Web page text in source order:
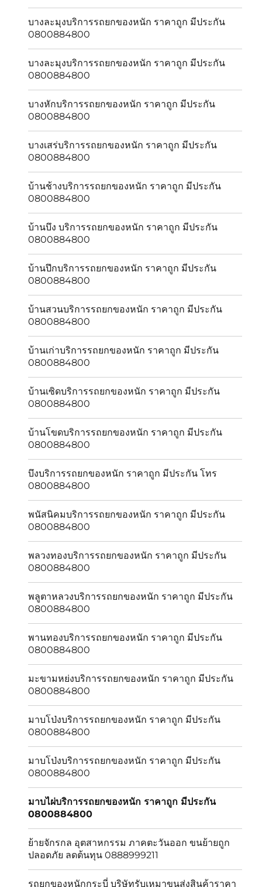
บางละมุงบริการรถยกของหนัก ราคาถูก มีประกัน
0800884800
บางละมุงบริการรถยกของหนัก ราคาถูก มีประกัน
0800884800
บางหักบริการรถยกของหนัก ราคาถูก มีประกัน
0800884800
บางเสร่บริการรถยกของหนัก ราคาถูก มีประกัน
0800884800
บ้านช้างบริการรถยกของหนัก ราคาถูก มีประกัน
0800884800
บ้านบึง บริการรถยกของหนัก ราคาถูก มีประกัน
0800884800
บ้านปึกบริการรถยกของหนัก ราคาถูก มีประกัน
0800884800
บ้านสวนบริการรถยกของหนัก ราคาถูก มีประกัน
0800884800
บ้านเก่าบริการรถยกของหนัก ราคาถูก มีประกัน
0800884800
บ้านเซิดบริการรถยกของหนัก ราคาถูก มีประกัน
0800884800
บ้านโขดบริการรถยกของหนัก ราคาถูก มีประกัน
0800884800
บึงบริการรถยกของหนัก ราคาถูก มีประกัน โทร
0800884800
พนัสนิคมบริการรถยกของหนัก ราคาถูก มีประกัน
0800884800
พลวงทองบริการรถยกของหนัก ราคาถูก มีประกัน
0800884800
พลูตาหลวงบริการรถยกของหนัก ราคาถูก มีประกัน
0800884800
พานทองบริการรถยกของหนัก ราคาถูก มีประกัน
0800884800
มะขามหย่งบริการรถยกของหนัก ราคาถูก มีประกัน
0800884800
มาบโป่งบริการรถยกของหนัก ราคาถูก มีประกัน
0800884800
มาบโป่งบริการรถยกของหนัก ราคาถูก มีประกัน
0800884800
มาบไผ่บริการรถยกของหนัก ราคาถูก มีประกัน
0800884800
ย้ายจักรกล อุตสาหกรรม ภาคตะวันออก ขนย้ายถูก
ปลอดภัย ลดต้นทุน 0888999211
รถยกของหนักกระบี่ บริษัทรับเหมาขนส่งสินค้าราคา